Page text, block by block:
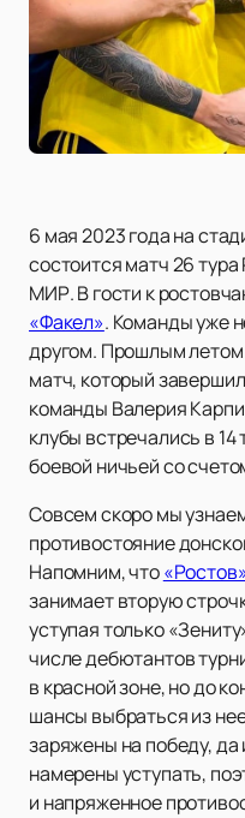
6 мая 2023 года на
состоится матч 26
МИР. В гости к
«Факел». Команды уже
другом. Прошлым
матч, который
команды Валерия
клубы встречались в
боевой ничьей со
Совсем скоро мы
противостояние
Напомним, что
занимает вторую
уступая только
числе дебютантов
в красной зоне, но до
шансы выбраться из
заряжены на победу, да
намерены уступать,
и напряженное